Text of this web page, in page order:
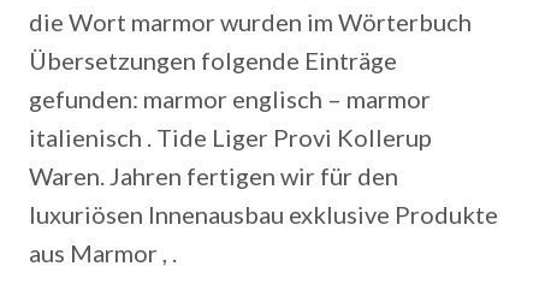
die Wort marmor wurden im Wörterbuch
Übersetzungen folgende Einträge
gefunden: marmor englisch – marmor
italienisch . Tide Liger Provi Kollerup
Waren. Jahren fertigen wir für den
luxuriösen Innenausbau exklusive Produkte
aus Marmor , .